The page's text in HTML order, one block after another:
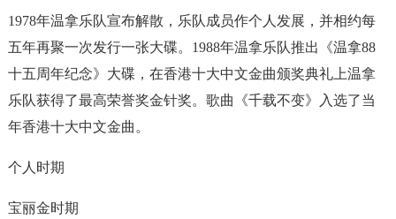
1978年温拿乐队宣布解散，乐队成员作个人发展，并相约每
五年再聚一次发行一张大碟。1988年温拿乐队推出《温拿88
十五周年纪念》大碟，在香港十大中文金曲颁奖典礼上温拿
乐队获得了最高荣誉奖金针奖。歌曲《千载不变》入选了当
年香港十大中文金曲。
个人时期
宝丽金时期